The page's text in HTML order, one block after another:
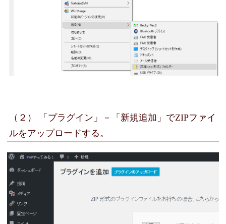
（２） 「プラグイン」－「新規追加」でZIPファイ
ルをアップロードする。